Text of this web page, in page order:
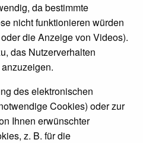
da bestimmte
nicht funktionieren würden
die Anzeige von Videos).
das Nutzerverhalten
des elektronischen
Cookies) oder zur
Ihnen erwünschter
z. B. für die